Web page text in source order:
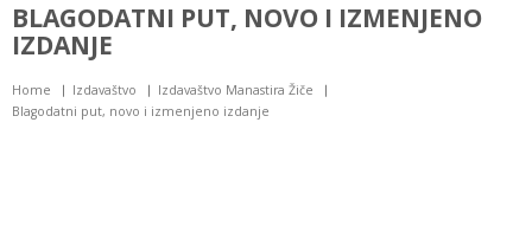
BLAGODATNI PUT, NOVO I IZMENJENO
IZDANJE
Home Izdavaštvo
Izdavaštvo Manastira Žiče
Blagodatni put, novo i izmenjeno izdanje